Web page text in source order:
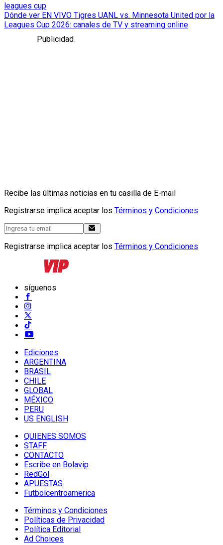
leagues cup
Dónde ver EN VIVO Tigres UANL vs. Minnesota United por la
Leagues Cup 2026: canales de TV y streaming online
Publicidad
Recibe las últimas noticias en tu casilla de E-mail
Registrarse implica aceptar los Términos y Condiciones
Registrarse implica aceptar los Términos y Condiciones
síguenos
Ediciones
ARGENTINA
BRASIL
CHILE
GLOBAL
MÉXICO
PERU
US ENGLISH
QUIENES SOMOS
STAFF
CONTACTO
Escribe en Bolavip
RedGol
APUESTAS
Futbolcentroamerica
Términos y Condiciones
Políticas de Privacidad
Política Editorial
Ad Choices